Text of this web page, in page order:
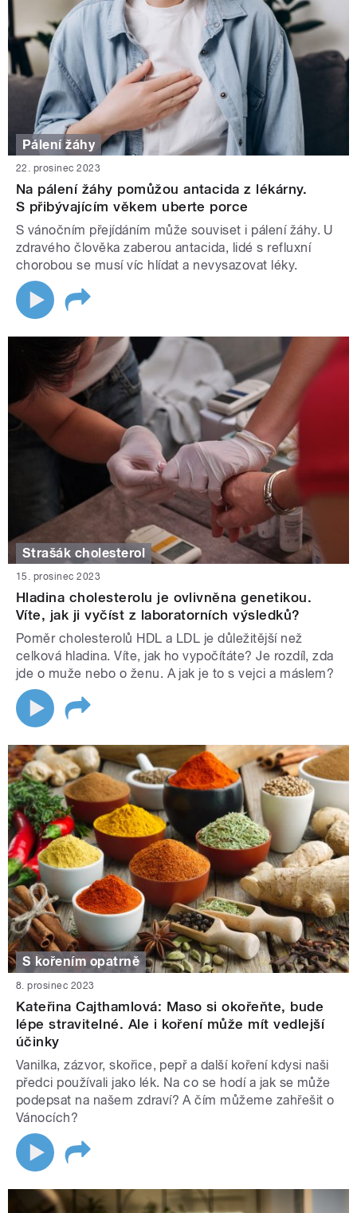
Pálení žáhy
22. prosinec 2023
Na pálení žáhy pomůžou antacida z lékárny.
S přibývajícím věkem uberte porce
S vánočním přejídáním může souviset i pálení žáhy. U
zdravého člověka zaberou antacida, lidé s refluxní
chorobou se musí víc hlídat a nevysazovat léky.
Strašák cholesterol
15. prosinec 2023
Hladina cholesterolu je ovlivněna genetikou.
Víte, jak ji vyčíst z laboratorních výsledků?
Poměr cholesterolů HDL a LDL je důležitější než
celková hladina. Víte, jak ho vypočítáte? Je rozdíl, zda
jde o muže nebo o ženu. A jak je to s vejci a máslem?
S kořením opatrně
8. prosinec 2023
Kateřina Cajthamlová: Maso si okořeňte, bude
lépe stravitelné. Ale i koření může mít vedlejší
účinky
Vanilka, zázvor, skořice, pepř a další koření kdysi naši
předci používali jako lék. Na co se hodí a jak se může
podepsat na našem zdraví? A čím můžeme zahřešit o
Vánocích?